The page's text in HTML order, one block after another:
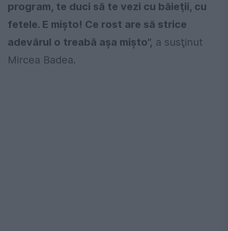
program, te duci să te vezi cu băieţii, cu
fetele. E mişto! Ce rost are să strice
adevărul o treabă aşa mişto”, a susţinut
Mircea Badea.